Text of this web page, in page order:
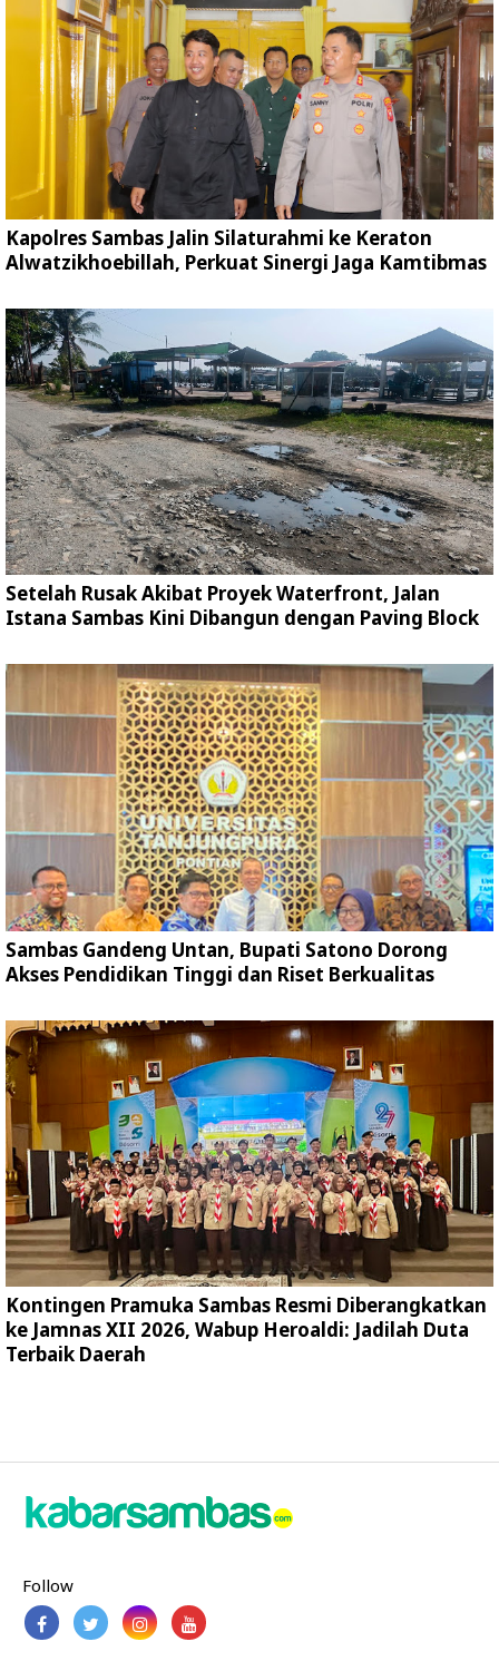
Kapolres Sambas Jalin Silaturahmi ke Keraton
Alwatzikhoebillah, Perkuat Sinergi Jaga Kamtibmas
Setelah Rusak Akibat Proyek Waterfront, Jalan
Istana Sambas Kini Dibangun dengan Paving Block
Sambas Gandeng Untan, Bupati Satono Dorong
Akses Pendidikan Tinggi dan Riset Berkualitas
Kontingen Pramuka Sambas Resmi Diberangkatkan
ke Jamnas XII 2026, Wabup Heroaldi: Jadilah Duta
Terbaik Daerah
Follow